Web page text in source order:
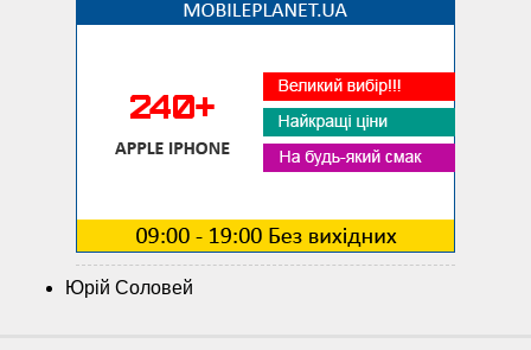
Юрій Соловей